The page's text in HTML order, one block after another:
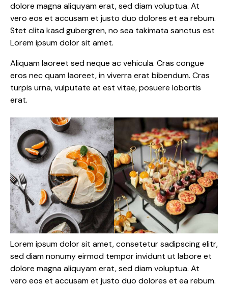
dolore magna aliquyam erat, sed diam voluptua. At
vero eos et accusam et justo duo dolores et ea rebum.
Stet clita kasd gubergren, no sea takimata sanctus est
Lorem ipsum dolor sit amet.
Aliquam laoreet sed neque ac vehicula. Cras congue
eros nec quam laoreet, in viverra erat bibendum. Cras
turpis urna, vulputate at est vitae, posuere lobortis
erat.
Lorem ipsum dolor sit amet, consetetur sadipscing elitr,
sed diam nonumy eirmod tempor invidunt ut labore et
dolore magna aliquyam erat, sed diam voluptua. At
vero eos et accusam et justo duo dolores et ea rebum.